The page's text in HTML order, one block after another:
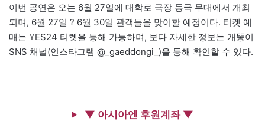
이번 공연은 오는 6월 27일에 대학로 극장 동국 무대에서 개최
되며, 6월 27일 ? 6월 30일 관객들을 맞이할 예정이다. 티켓 예
매는 YES24 티켓을 통해 가능하며, 보다 자세한 정보는 개똥이
SNS 채널(인스타그램 @_gaeddongi_)을 통해 확인할 수 있다.
▼ 아시아엔 후원계좌 ▼